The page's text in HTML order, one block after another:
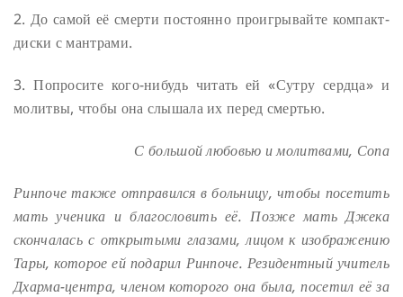
2. До самой её смерти постоянно проигрывайте компакт-
диски с мантрами.
3. Попросите кого-нибудь читать ей «Сутру сердца» и
молитвы, чтобы она слышала их перед смертью.
С большой любовью и молитвами, Сопа
Ринпоче также отправился в больницу, чтобы посетить
мать ученика и благословить её. Позже мать Джека
скончалась с открытыми глазами, лицом к изображению
Тары, которое ей подарил Ринпоче. Резидентный учитель
Дхарма-центра, членом которого она была, посетил её за